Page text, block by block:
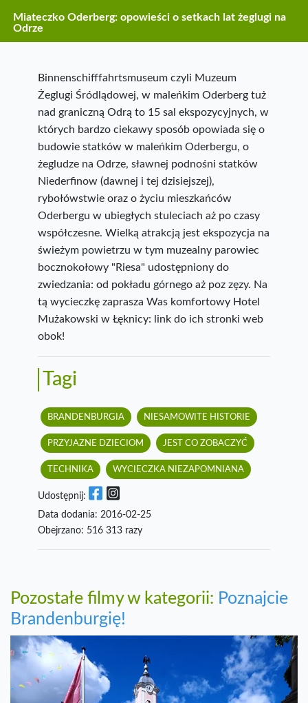
Miateczko Oderberg: opowieści o setkach lat żeglugi na
Odrze
Binnenschifffahrtsmuseum czyli Muzeum
Żeglugi Śródlądowej, w maleńkim Oderberg tuż
nad graniczną Odrą to 15 sal ekspozycyjnych, w
których bardzo ciekawy sposób opowiada się o
budowie statków w maleńkim Oderbergu, o
żegludze na Odrze, sławnej podnośni statków
Niederfinow (dawnej i tej dzisiejszej),
rybołówstwie oraz o życiu mieszkańców
Oderbergu w ubiegłych stuleciach aż po czasy
współczesne. Wielką atrakcją jest ekspozycja na
świeżym powietrzu w tym muzealny parowiec
bocznokołowy "Riesa" udostępniony do
zwiedzania: od pokładu górnego aż poz zęzy. Na
tą wycieczkę zaprasza Was komfortowy Hotel
Mużakowski w Łęknicy: link do ich stronki web
obok!
Tagi
BRANDENBURGIA NIESAMOWITE HISTORIE
PRZYJAZNE DZIECIOM JEST CO ZOBACZYĆ
TECHNIKA WYCIECZKA NIEZAPOMNIANA
Udostępnij:
Data dodania: 2016-02-25
Obejrzano: 516 313 razy
Pozostałe filmy w kategorii: Poznajcie
Brandenburgię!